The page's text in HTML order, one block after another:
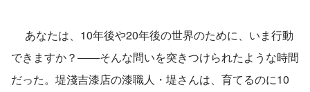
あなたは、10年後や20年後の世界のために、いま行動
できますか？――そんな問いを突きつけられたような時間
だった。堤淺吉漆店の漆職人・堤さんは、育てるのに10